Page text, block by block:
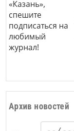
Архив новостей